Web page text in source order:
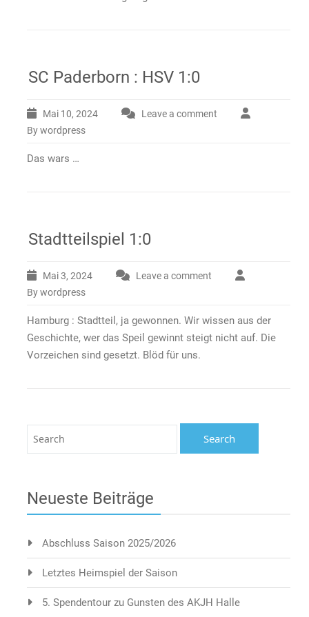
SC Paderborn : HSV 1:0
Mai 10, 2024
Leave a comment
By wordpress
Das wars …
Stadtteilspiel 1:0
Mai 3, 2024
Leave a comment
By wordpress
Hamburg : Stadtteil, ja gewonnen. Wir wissen aus der
Geschichte, wer das Speil gewinnt steigt nicht auf. Die
Vorzeichen sind gesetzt. Blöd für uns.
Neueste Beiträge
Abschluss Saison 2025/2026
Letztes Heimspiel der Saison
5. Spendentour zu Gunsten des AKJH Halle